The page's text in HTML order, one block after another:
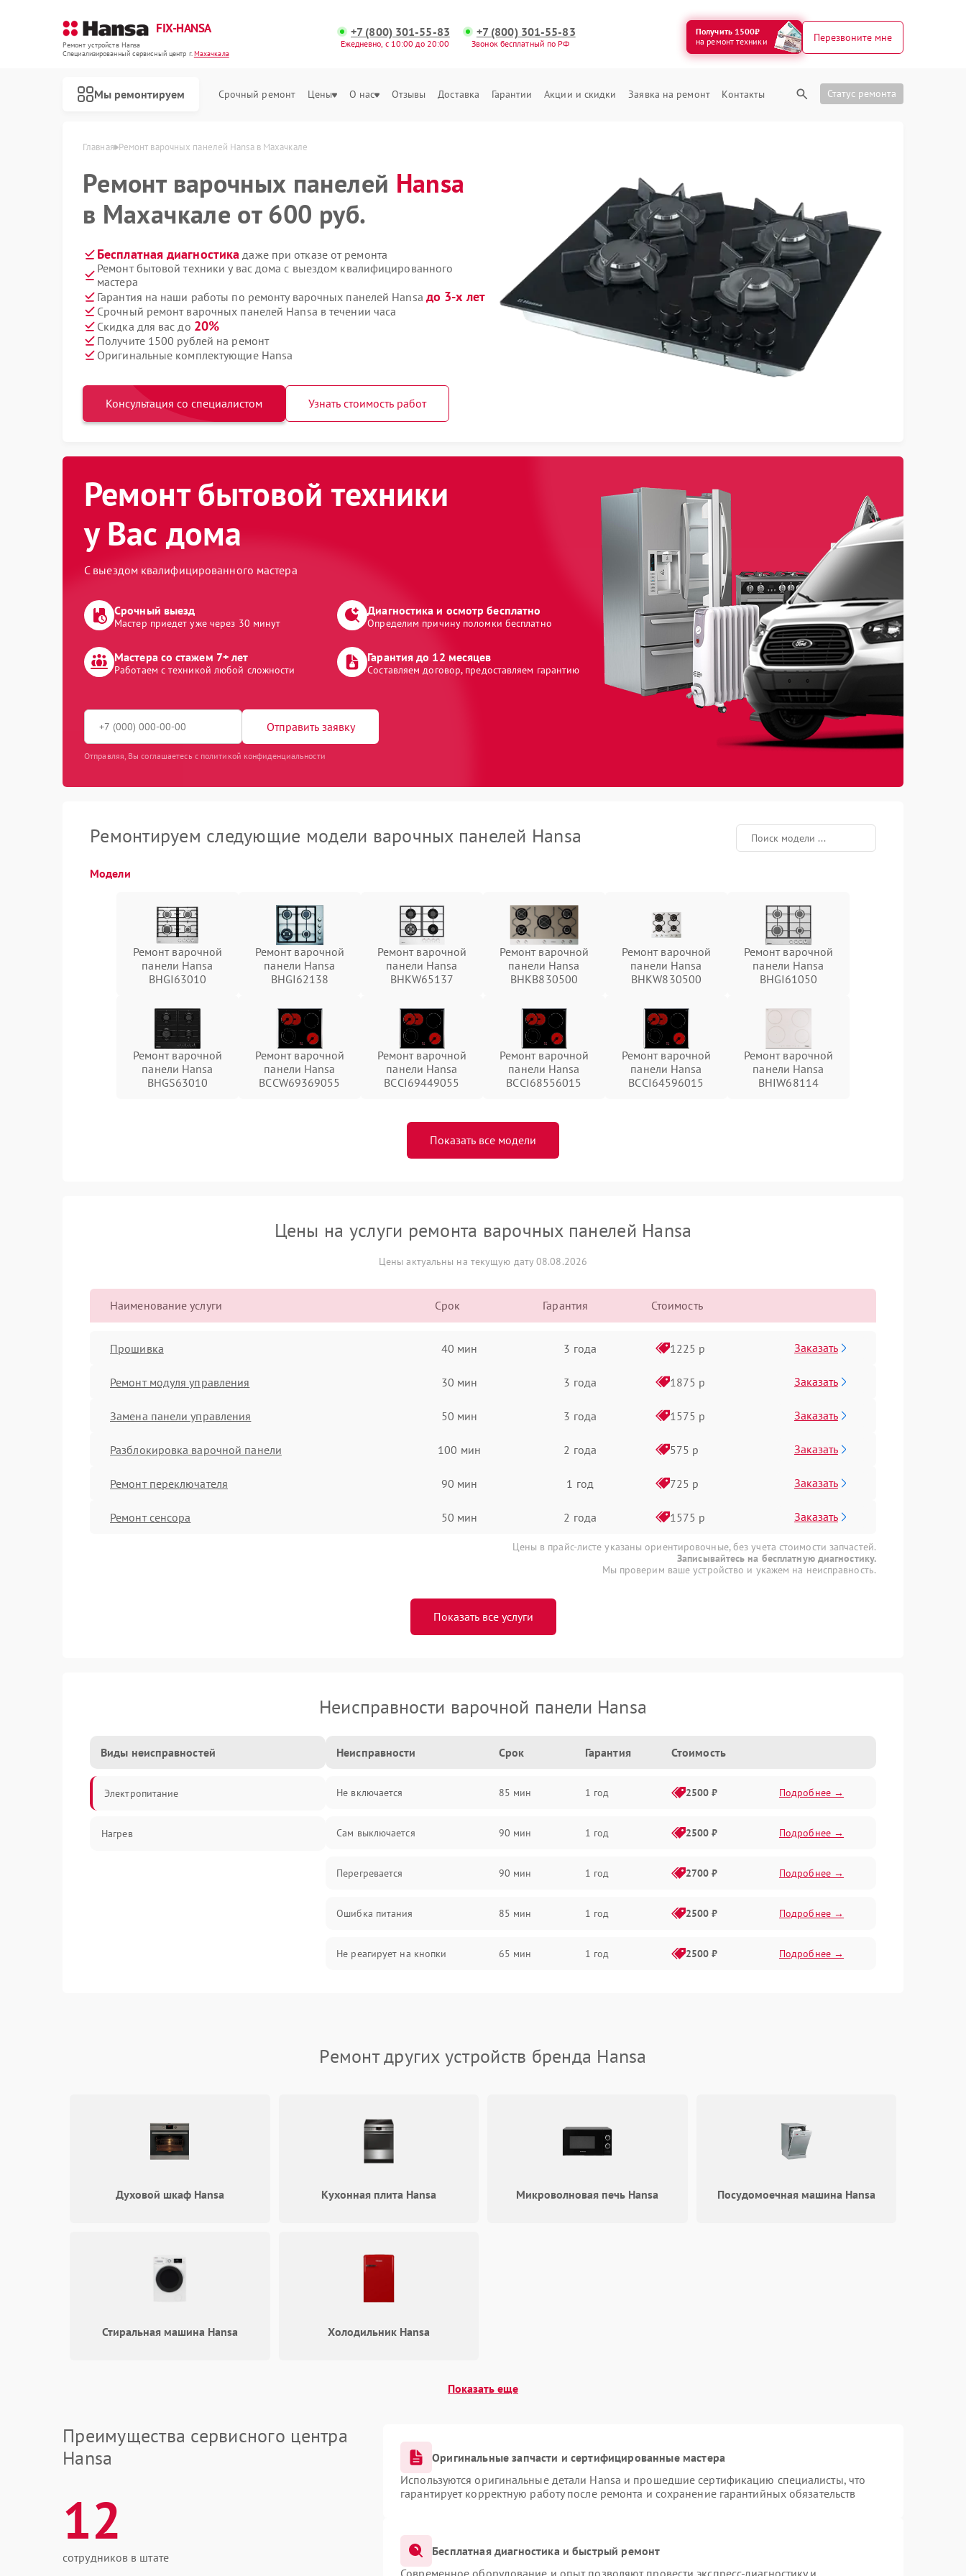
FIX-HANSA
Ремонт устройств Hansa
Специализированный cервисный центр г.Махачкала
+7 (800) 301-55-83
Ежедневно, с 10:00 до 20:00
+7 (800) 301-55-83
Звонок бесплатный по РФ
Получить 1500₽
на ремонт техники
Перезвоните мне
Мы ремонтируем Срочный ремонт Цены О нас Отзывы Доставка Гарантии Акции и скидки Заявка на ремонт Контакты Статус ремонта
Главная Ремонт варочных панелей Hansa в Махачкале
Ремонт варочных панелей Hansa
в Махачкале от 600 руб.
Бесплатная диагностика даже при отказе от ремонта
Ремонт бытовой техники у вас дома с выездом квалифицированного
мастера
Гарантия на наши работы по ремонту варочных панелей Hansa до 3-х лет
Срочный ремонт варочных панелей Hansa в течении часа
Скидка для вас до 20%
Получите 1500 рублей на ремонт
Оригинальные комплектующие Hansa
Консультация со специалистом Узнать стоимость работ
Ремонт бытовой техники
у Вас дома
С выездом квалифицированного мастера
Срочный выезд
Мастер приедет уже через 30 минут
Диагностика и осмотр бесплатно
Определим причину поломки бесплатно
Мастера со стажем 7+ лет
Работаем с техникой любой сложности
Гарантия до 12 месяцев
Составляем договор, предоставляем гарантию
Отправить заявку
Отправляя, Вы соглашаетесь с политикой конфиденциальности
Ремонтируем следующие модели варочных панелей Hansa
Модели
Ремонт варочной
панели Hansa
BHGI63010
Ремонт варочной
панели Hansa
BHGI62138
Ремонт варочной
панели Hansa
BHKW65137
Ремонт варочной
панели Hansa
BHKB830500
Ремонт варочной
панели Hansa
BHKW830500
Ремонт варочной
панели Hansa
BHGI61050
Ремонт варочной
панели Hansa
BHGS63010
Ремонт варочной
панели Hansa
BCCW69369055
Ремонт варочной
панели Hansa
BCCI69449055
Ремонт варочной
панели Hansa
BCCI68556015
Ремонт варочной
панели Hansa
BCCI64596015
Ремонт варочной
панели Hansa
BHIW68114
Показать все модели
Цены на услуги ремонта варочных панелей Hansa
Цены актуальны на текущую дату 08.08.2026
Наименование услуги Срок Гарантия Стоимость
Прошивка 40 мин 3 года 1225 р Заказать
Ремонт модуля управления 30 мин 3 года 1875 р Заказать
Замена панели управления 50 мин 3 года 1575 р Заказать
Разблокировка варочной панели 100 мин 2 года 575 р Заказать
Ремонт переключателя 90 мин 1 год 725 р Заказать
Ремонт сенсора 50 мин 2 года 1575 р Заказать
Цены в прайс-листе указаны ориентировочные, без учета стоимости запчастей.
Записывайтесь на бесплатную диагностику.
Мы проверим ваше устройство и укажем на неисправность.
Показать все услуги
Неисправности варочной панели Hansa
Виды неисправностей
Электропитание
Нагрев
Неисправности Срок Гарантия Стоимость
Не включается 85 мин 1 год 2500 ₽ Подробнее →
Сам выключается 90 мин 1 год 2500 ₽ Подробнее →
Перегревается 90 мин 1 год 2700 ₽ Подробнее →
Ошибка питания 85 мин 1 год 2500 ₽ Подробнее →
Не реагирует на кнопки 65 мин 1 год 2500 ₽ Подробнее →
Ремонт других устройств бренда Hansa
Духовой шкаф Hansa Кухонная плита Hansa Микроволновая печь Hansa Посудомоечная машина Hansa
Стиральная машина Hansa Холодильник Hansa
Показать еще
Преимущества сервисного центра
Hansa
12
сотрудников в штате
Оригинальные запчасти и сертифицированные мастера
Используются оригинальные детали Hansa и прошедшие сертификацию специалисты, что
гарантирует корректную работу после ремонта и сохранение гарантийных обязательств
Бесплатная диагностика и быстрый ремонт
Современное оборудование и опыт позволяют провести экспресс-диагностику и